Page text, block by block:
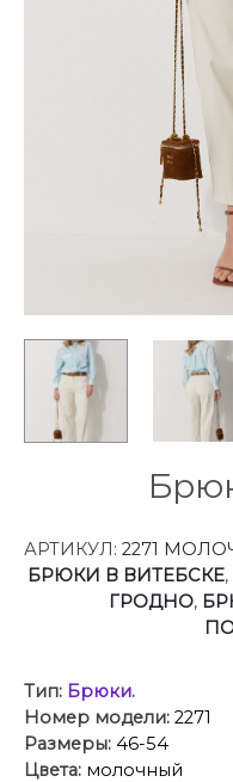
АРТИКУЛ: 2271
БРЮКИ В ВИТЕБСКЕ,
ГРОДНО,
Тип: Брюки.
Номер модели: 2271
Размеры: 46-54
Цвета: молочный